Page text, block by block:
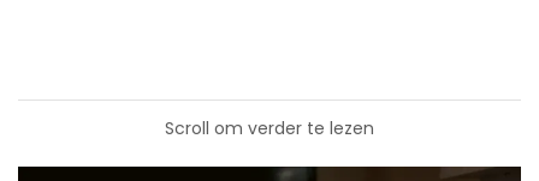
Scroll om verder te lezen